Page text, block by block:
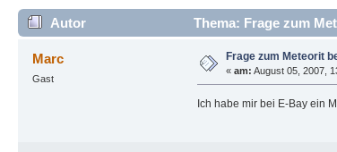
Autor Thema: Frage zum
Marc
Gast
Frage zum Meteorit
« am: August 05, 2007,
Ich habe mir bei E-Bay ein